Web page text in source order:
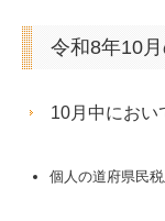
令和8年10
10月中におい
個人の道府県民